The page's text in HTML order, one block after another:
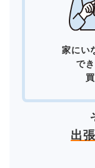
家にい
で
出